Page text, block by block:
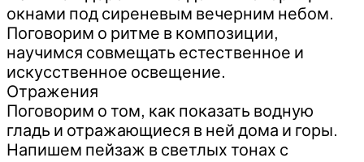
окнами под сиреневым вечерним небом.
Поговорим о ритме в композиции,
научимся совмещать естественное и
искусственное освещение.
Отражения
Поговорим о том, как показать водную
гладь и отражающиеся в ней дома и горы.
Напишем пейзаж в светлых тонах с